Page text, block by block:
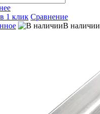
1 клик Сравнение
В наличии